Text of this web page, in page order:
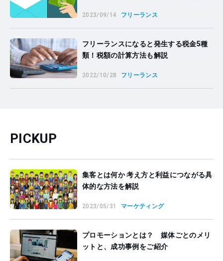
2023/09/14 フリーランス
フリーランスになると発生する税金5種
類！税額の計算方法も解説
2022/10/28 フリーランス
PICKUP
集客とは何か 考え方と利益につながる具
体的な方法を解説
2023/05/31 マーケティング
プロモーションとは？ 媒体ごとのメリ
ットと、成功事例をご紹介